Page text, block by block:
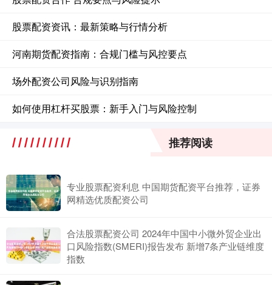
股票配资资讯：最新策略与行情分析
河南期货配资指南：合规门槛与风控要点
场外配资公司风险与识别指南
如何使用杠杆买股票：新手入门与风险控制
推荐阅读
专业股票配资利息 中国期货配资平台推荐，证券
网精选优质配资公司
合法股票配资公司 2024年中国中小微外贸企业出
口风险指数(SMERI)报告发布 新增7条产业链维度
指数